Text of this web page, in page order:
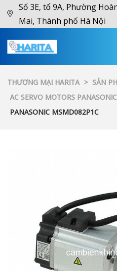
Số 3E, tổ 9A, Phường
Mai, Thành phố Hà Nội
THƯƠNG MẠI HARITA > SẢN
AC SERVO MOTORS PANASONIC
PANASONIC MSMD082P1C